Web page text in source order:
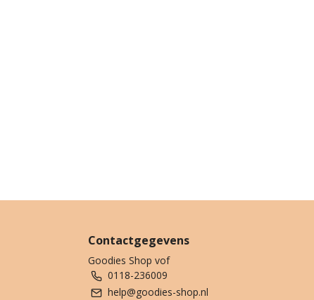
Contactgegevens
Goodies Shop vof
0118-236009
help@goodies-shop.nl